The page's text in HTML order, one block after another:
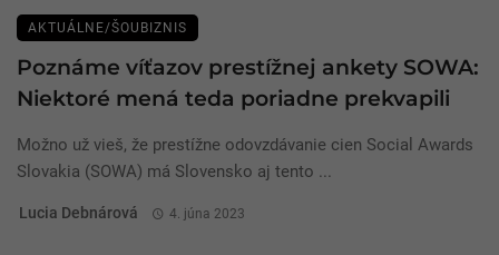
AKTUÁLNE/ŠOUBIZNIS
Poznáme víťazov prestížnej ankety SOWA:
Niektoré mená teda poriadne prekvapili
Možno už vieš, že prestížne odovzdávanie cien Social Awards
Slovakia (SOWA) má Slovensko aj tento ...
Lucia Debnárová 4. júna 2023